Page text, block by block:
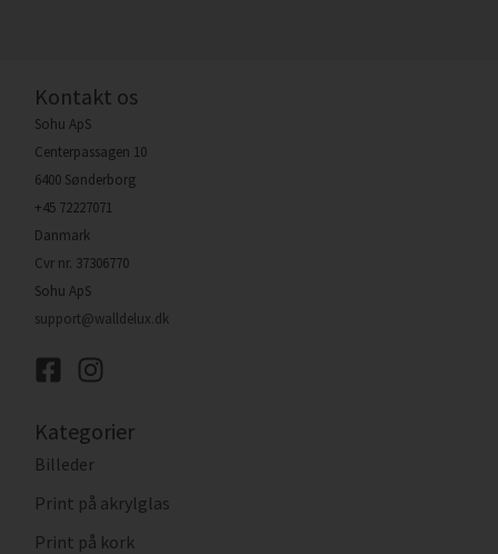
Kontakt os
Sohu ApS
Centerpassagen 10
6400 Sønderborg
+45 72227071
Danmark
Cvr nr. 37306770
Sohu ApS
support@walldelux.dk
Kategorier
Billeder
Print på akrylglas
Print på kork